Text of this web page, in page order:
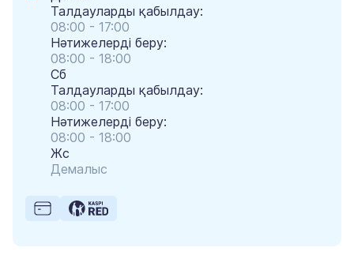
Талдауларды қабылдау:
08:00 - 17:00
Нәтижелерді беру:
08:00 - 18:00
Сб
Талдауларды қабылдау:
08:00 - 17:00
Нәтижелерді беру:
08:00 - 18:00
Жс
Демалыс